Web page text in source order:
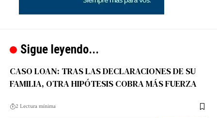
Sigue leyendo...
CASO LOAN: TRAS LAS DECLARACIONES DE SU
FAMILIA, OTRA HIPÓTESIS COBRA MÁS FUERZA
2 Lectura mínima